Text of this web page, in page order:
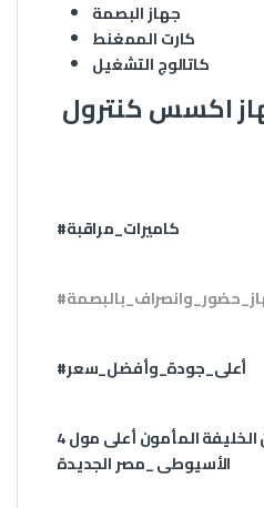
جهاز البصمة
كارت الممغنط
كاتالوج التشغيل
اكسس كنترول
#كاميرات_مراقبة
#أعلى_جودة_وأفضل_سعر
4 ش الأسيوطى متفرع من الخليفة المأمون أعلى مول
الأسيوطى _مصر الجديدة